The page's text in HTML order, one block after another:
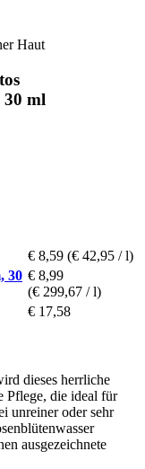
Haut
30 ml
€ 8,59 (€ 42,95 / l)
30 € 8,99
(€ 299,67 / l)
€ 17,58
dieses herrliche
Pflege, die ideal für
unreiner oder sehr
ausgezeichnete